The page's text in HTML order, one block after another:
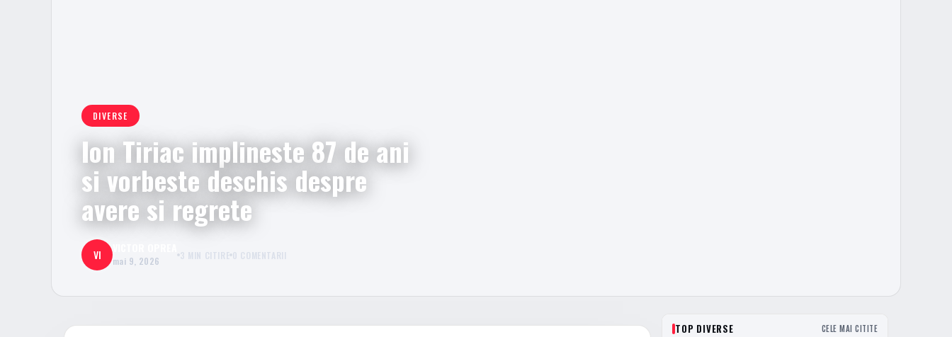
DIVERSE
Ion Tiriac implineste 87 de ani
si vorbeste deschis despre
avere si regrete
VI mai 9, 2026 3 MIN CITIRE 0 COMENTARII
TOP DIVERSE CELE MAI CITITE